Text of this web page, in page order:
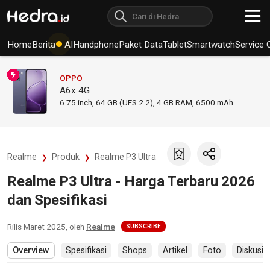
HomeBerita AIHandphonePaket DataTabletSmartwatchService
OPPO
A6x 4G
6.75 inch, 64 GB (UFS 2.2), 4 GB RAM 6500 mAh
Realme Produk Realme P3 Ultra
Realme P3 Ultra - Harga Terbaru 2026
dan Spesifikasi
RilisMaret 2025 , oleh Realme SUBSCRIBE
Overview Spesifikasi Shops Artikel Foto Diskusi